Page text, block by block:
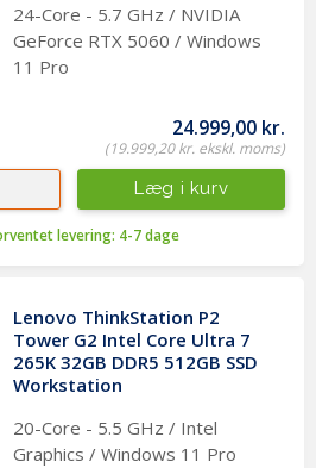
24-Core - 5.7 GHz / NVIDIA
GeForce RTX 5060 / Windows
11 Pro
24.999,00 kr.
(19.999,20 kr. ekskl. moms)
levering: 4-7 dage
Læg i kurv
Lenovo ThinkStation P2
Tower G2 Intel Core Ultra 7
265K 32GB DDR5 512GB SSD
Workstation
20-Core - 5.5 GHz / Intel
Graphics / Windows 11 Pro